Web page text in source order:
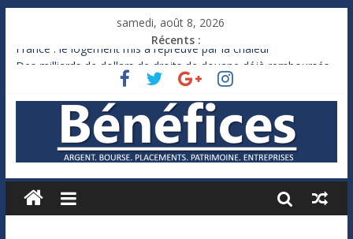
samedi, août 8, 2026
Récents :
France : le logement mis à l’épreuve par la chaleur
Des milliards de dollars de droits de douane déjà remboursés
Royaume-Uni : Andy Burnham recule sur l’impôt
Xavier Niel, le milliardaire qui ne touche presque rien
Ruée des fortunes russes vers l’étranger